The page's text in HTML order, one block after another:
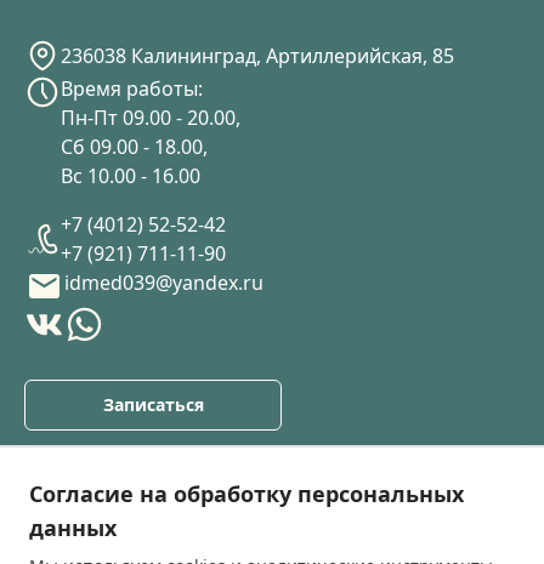
236038 Калининград, Артиллерийская, 85
Время работы:
Пн-Пт 09.00 - 20.00,
Сб 09.00 - 18.00,
Вс 10.00 - 16.00
+7 (4012) 52-52-42
+7 (921) 711-11-90
idmed039@yandex.ru
Записаться
О клинике
Прайс лист
Согласие на обработку персональных
данных